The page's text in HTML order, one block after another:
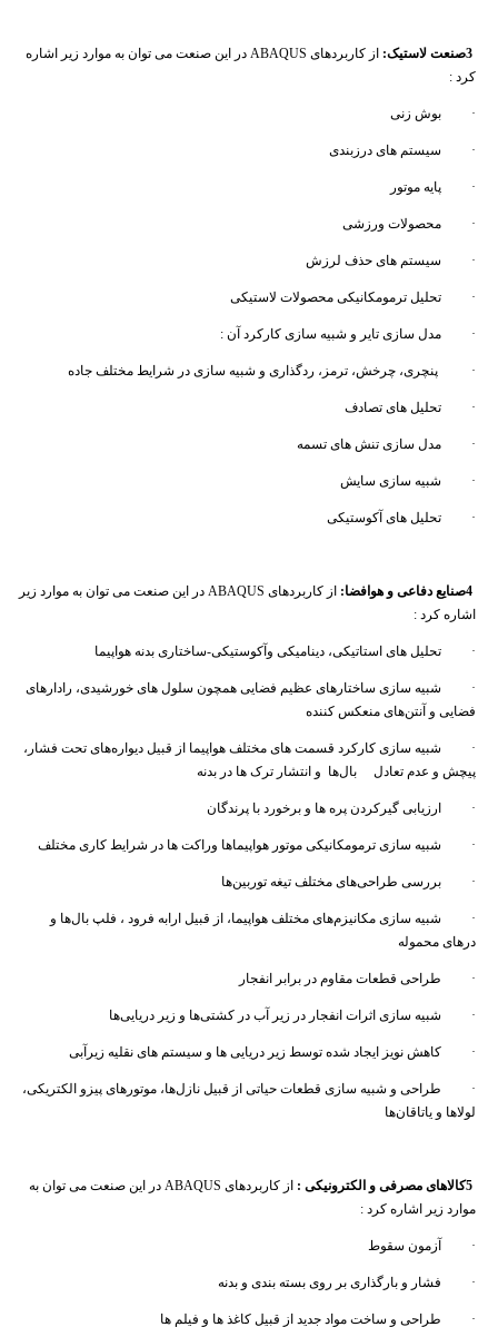
3صنعت لاستیک:
از کاربردهای ABAQUS در این صنعت می توان به موارد زیر اشاره
کرد :
· بوش زنی
· سیستم های درزبندی
· پایه موتور
· محصولات ورزشی
· سیستم های حذف لرزش
· تحلیل ترمومکانیکی محصولات لاستیکی
· مدل سازی تایر و شبیه سازی کارکرد آن :
· پنچری، چرخش، ترمز، ردگذاری و شبیه سازی در شرایط مختلف جاده
· تحلیل های تصادف
· مدل سازی تنش های تسمه
· شبیه سازی سایش
· تحلیل های آکوستیکی
4صنایع دفاعی و هوافضا:
از کاربردهای ABAQUS در این صنعت می توان به موارد زیر
اشاره کرد :
· تحلیل های استاتیکی، دینامیکی وآکوستیکی-ساختاری بدنه هواپیما
· شبیه سازی ساختارهای عظیم فضایی همچون سلول های خورشیدی، رادارهای
فضایی و آنتن‌های منعکس کننده
· شبیه سازی کارکرد قسمت های مختلف هواپیما از قبیل دیواره‌های تحت فشار،
پیچش و عدم تعادل بال‌ها و انتشار ترک ها در بدنه
· ارزیابی گیرکردن پره ها و برخورد با پرندگان
· شبیه سازی ترمومکانیکی موتور هواپیماها وراکت ها در شرایط کاری مختلف
· بررسی طراحی‌های مختلف تیغه‌ توربین‌ها
· شبیه سازی مکانیزم‌های مختلف هواپیما، از قبیل ارابه فرود ، فلپ بال‌ها و
درهای محموله
· طراحی قطعات مقاوم در برابر انفجار
· شبیه سازی اثرات انفجار در زیر آب در کشتی‌ها و زیر دریایی‌ها
· کاهش نویز ایجاد شده توسط زیر دریایی ها و سیستم های نقلیه زیرآبی
· طراحی و شبیه سازی قطعات حیاتی از قبیل نازل‌ها، موتورهای پیزو الکتریکی،
لولاها و یاتاقان‌ها
5کالاهای مصرفی و الکترونیکی :
از کاربردهای ABAQUS در این صنعت می توان به
موارد زیر اشاره کرد :
· آزمون سقوط
· فشار و بارگذاری بر روی بسته بندی و بدنه
· طراحی و ساخت مواد جدید از قبیل کاغذ ها و فیلم ها